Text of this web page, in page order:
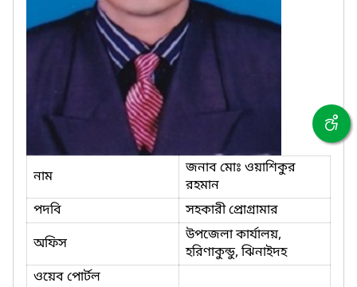
নাম
জনাব মোঃ ওয়াশিকুর
রহমান
পদবি
সহকারী প্রোগ্রামার
অফিস
উপজেলা কার্যালয়,
হরিণাকুন্ডু, ঝিনাইদহ
ওয়েব পোর্টল